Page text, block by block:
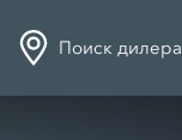
Поиск дилера